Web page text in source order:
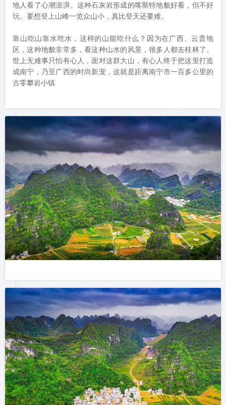
地人看了心潮澎湃。这种石灰岩形成的喀斯特地貌好看，但不好
玩。要想登上山峰一览众山小，真比登天还要难。
靠山吃山靠水吃水，这样的山能吃什么？因为在广西、云贵地
区，这种地貌非常多，看这种山水的风景，很多人都去桂林了。
世上无难事只怕有心人，面对这群大山，有心人终于把这里打造
成南宁，乃至广西的时尚新宠，这就是距离南宁市一百多公里的
古零攀岩小镇